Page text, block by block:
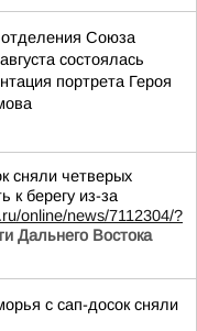
Союза
состоялась
портрета Героя
сняли четверых
к берегу из-за
online/news/7112304/?
Дальнего Востока
с сап-досок сняли